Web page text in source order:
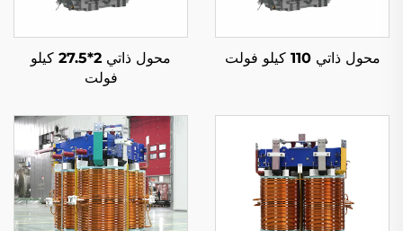
محول ذاتي 110 كيلو فولت
محول ذاتي 2*27.5 كيلو
فولت